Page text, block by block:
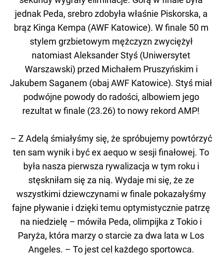
jednak Peda, srebro zdobyła właśnie Piskorska, a
brąz Kinga Kempa (AWF Katowice). W finale 50 m
stylem grzbietowym mężczyzn zwyciężył
natomiast Aleksander Styś (Uniwersytet
Warszawski) przed Michałem Pruszyńskim i
Jakubem Saganem (obaj AWF Katowice). Styś miał
podwójne powody do radości, albowiem jego
rezultat w finale (23.26) to nowy rekord AMP!
– Z Adelą śmiałyśmy się, że spróbujemy powtórzyć
ten sam wynik i być ex aequo w sesji finałowej. To
była nasza pierwsza rywalizacja w tym roku i
stęskniłam się za nią. Wydaje mi się, że ze
wszystkimi dziewczynami w finale pokazałyśmy
fajne pływanie i dzięki temu optymistycznie patrzę
na niedzielę – mówiła Peda, olimpijka z Tokio i
Paryża, która marzy o starcie za dwa lata w Los
Angeles. – To jest cel każdego sportowca.